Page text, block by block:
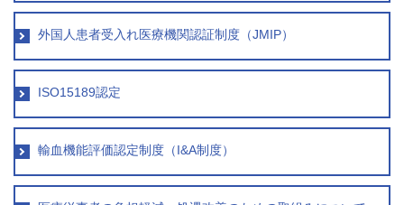
九州大学大学院 薬学研究院
九州大学
外国人患者受入れ医療機関認証制度（JMIP）
ISO15189認定
輸血機能評価認定制度（I&A制度）